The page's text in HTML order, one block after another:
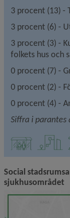
3 procent (13) -
3 procent (6) -
3 procent (3) -
folkets hus och
0 procent (7) -
0 procent (2) -
0 procent (4) -
Siffra i parantes
Social
sjukhusområdet